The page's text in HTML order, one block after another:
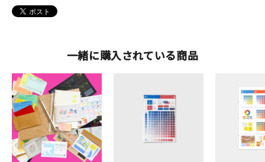
一緒に購入されている商品